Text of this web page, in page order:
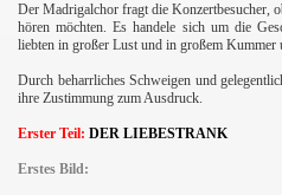
Der Madrigalchor fragt die Konzertbesucher,
hören möchten. Es handele sich um die
liebten in großer Lust und in großem Kummer
Durch beharrliches Schweigen und
ihre Zustimmung zum Ausdruck.
Erster Teil: DER LIEBESTRANK
Erstes Bild: